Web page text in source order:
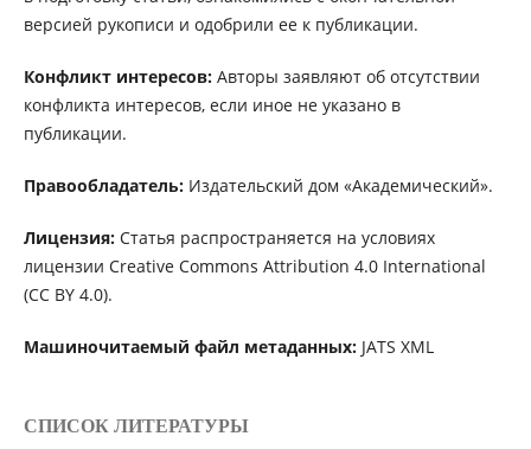
версией рукописи и одобрили ее к публикации.
Конфликт интересов:Авторы заявляют об отсутствии
конфликта интересов, если иное не указано в
публикации.
Правообладатель:Издательский дом «Академический».
Лицензия:Статья распространяется на условиях
лицензии Creative Commons Attribution 4.0 International
(CC BY 4.0).
Машиночитаемый файл метаданных:JATS XML
СПИСОК ЛИТЕРАТУРЫ